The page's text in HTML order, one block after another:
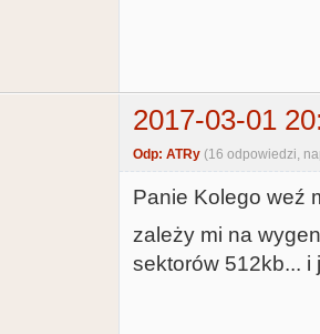
2017-03-01
Odp: ATRy (16 odpowiedzi,
Panie Kolego weź
zależy mi na
sektorów 512kb... i